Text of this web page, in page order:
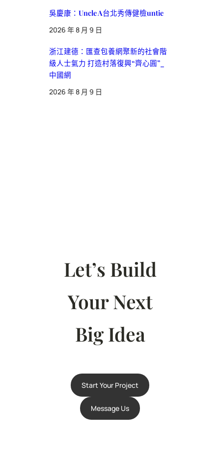
吳慶康：Uncle A台北秀傳健檢untie
2026 年 8 月 9 日
浙江建德：匯查包養網聚新的社會階
級人士氣力 打造村落復興“齊心圓”_
中國網
2026 年 8 月 9 日
Let’s Build
Your Next
Big Idea
Start Your Project
Message Us